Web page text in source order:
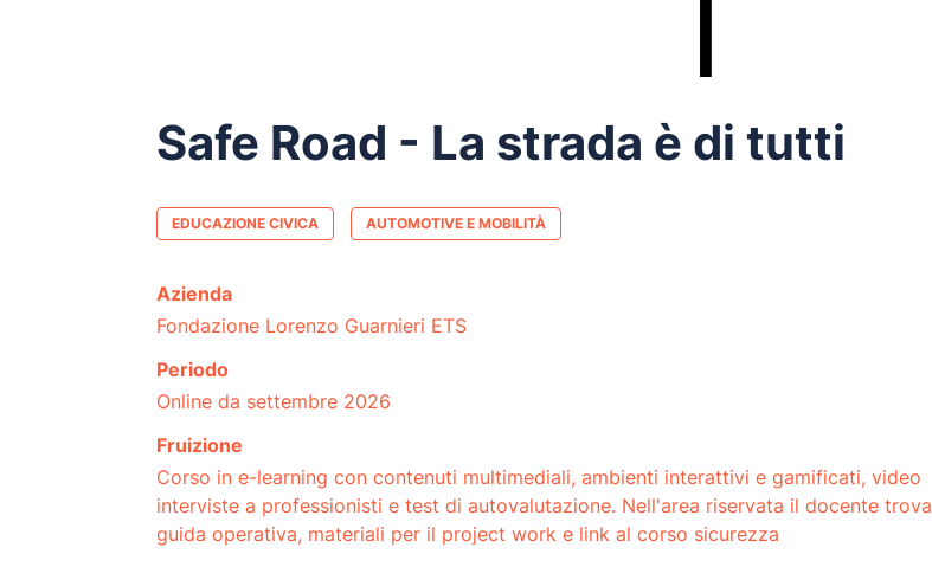
Safe Road - La strada è di tutti
EDUCAZIONE CIVICA AUTOMOTIVE E MOBILITÀ
Azienda
Fondazione Lorenzo Guarnieri ETS
Periodo
Online da settembre 2026
Fruizione
Corso in e-learning con contenuti multimediali, ambienti interattivi e gamificati, video
interviste a professionisti e test di autovalutazione. Nell'area riservata il docente trova
guida operativa, materiali per il project work e link al corso sicurezza